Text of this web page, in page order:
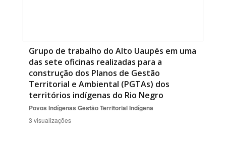
Grupo de trabalho do Alto Uaupés em uma
das sete oficinas realizadas para a
construção dos Planos de Gestão
Territorial e Ambiental (PGTAs) dos
territórios indígenas do Rio Negro
Povos Indígenas Gestão Territorial Indígena
3 visualizações